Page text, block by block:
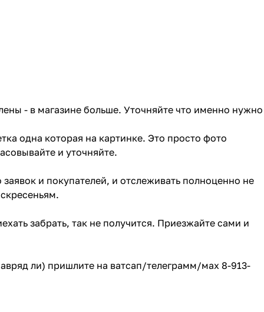
- в магазине больше. Уточняйте что именно нужно
одна которая на картинке. Это просто фото
и уточняйте.
и покупателей, и отслеживать полноценно не
забрать, так не получится. Приезжайте сами и
ли) пришлите на ватсап/телеграмм/мах 8-913-